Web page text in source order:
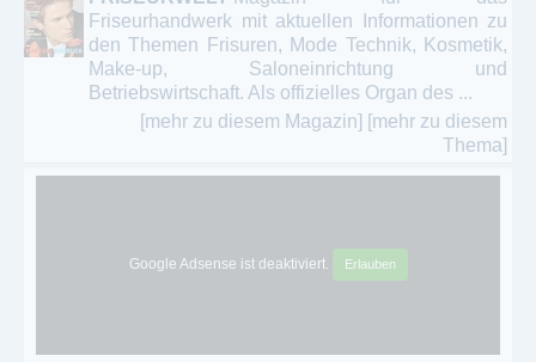
Friseurhandwerk mit aktuellen Informationen zu
den Themen Frisuren, Mode Technik, Kosmetik,
Make-up, Saloneinrichtung und
Betriebswirtschaft. Als offizielles Organ des ...
[mehr zu diesem Magazin] [mehr zu diesem
Thema]
Google Adsense ist deaktiviert. Erlauben